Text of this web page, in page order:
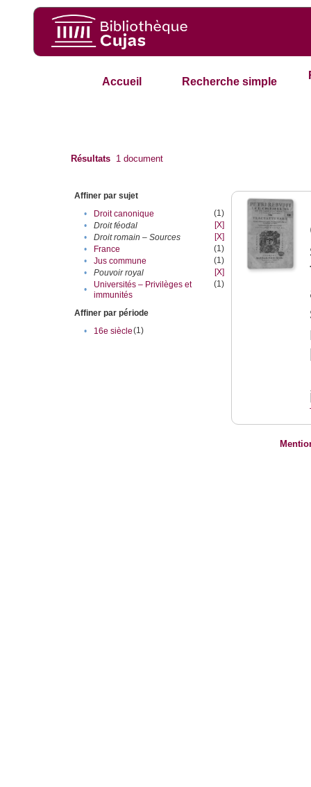
Accueil Recherche simple
Résultats 1 document
Affiner par sujet
•
Droit canonique
(1)
•
Droit féodal
[X]
•
Droit romain – Sources
[X]
•
France
(1)
•
Jus commune
(1)
•
Pouvoir royal
[X]
•
Universités – Privilèges et
immunités
(1)
Affiner par période
•
16e siècle(1)